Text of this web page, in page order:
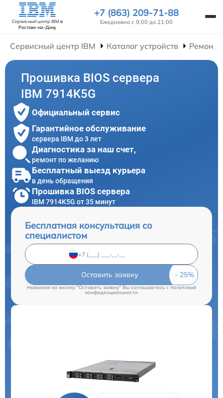
Сервисный центр IBM в
Ростове-на-Дону
+7 (863) 209-71-88
Ежедневно с 9:00 до 21:00
Сервисный центр IBM Каталог устройств Ремонт
Прошивка BIOS сервера
IBM 7914K5G
Официальный сервис
Гарантийное обслуживание
сервера IBM до 3 лет
Диагностика за наш счет,
ремонт по желанию
Бесплатный выезд курьера
в день обращения
Прошивка BIOS сервера
IBM 7914K5G от 35 минут
Бесплатная консультация со
специалистом
Оставить заявку
Нажимая на кнопку "Оставить заявку" Вы соглашаетесь c политикой
конфиденциальности